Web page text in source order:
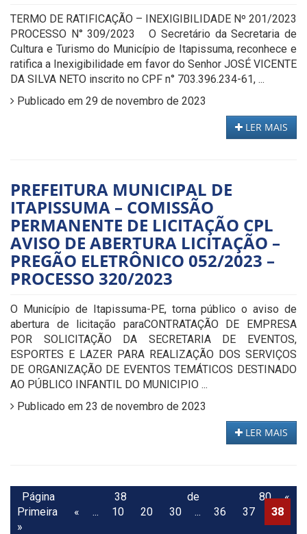
TERMO DE RATIFICAÇÃO – INEXIGIBILIDADE Nº 201/2023
PROCESSO N° 309/2023 O Secretário da Secretaria de
Cultura e Turismo do Município de Itapissuma, reconhece e
ratifica a Inexigibilidade em favor do Senhor JOSÉ VICENTE
DA SILVA NETO inscrito no CPF n° 703.396.234-61, ...
Publicado em 29 de novembro de 2023
LER MAIS
PREFEITURA MUNICIPAL DE
ITAPISSUMA – COMISSÃO
PERMANENTE DE LICITAÇÃO CPL
AVISO DE ABERTURA LICITAÇÃO –
PREGÃO ELETRÔNICO 052/2023 –
PROCESSO 320/2023
O Município de Itapissuma-PE, torna público o aviso de
abertura de licitação paraCONTRATAÇÃO DE EMPRESA
POR SOLICITAÇÃO DA SECRETARIA DE EVENTOS,
ESPORTES E LAZER PARA REALIZAÇÃO DOS SERVIÇOS
DE ORGANIZAÇÃO DE EVENTOS TEMÁTICOS DESTINADO
AO PÚBLICO INFANTIL DO MUNICIPIO ...
Publicado em 23 de novembro de 2023
LER MAIS
Página 38 de 80
«
Primeira
« ... 10 20 30 ... 36 37 38
»